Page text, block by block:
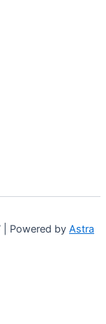
Powered by Astra